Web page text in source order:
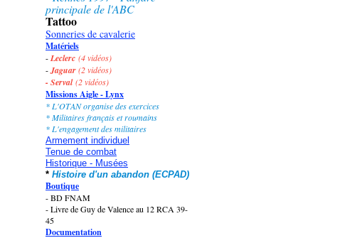
principale de l'ABC
Tattoo
Sonneries de cavalerie
Matériels
-Leclerc (4 vidéos)
-Jaguar(2 vidéos)
- Serval(2 vidéos)
Missions Aigle - Lynx
* L'OTAN organise des exercices
* Militaires français et roumains
* L'engagement des militaires
Armement individuel
Tenue de combat
Historique - Musées
* Histoire d'un abandon (ECPAD)
Boutique
-BD FNAM
-Livre de Guy de Valence au 12 RCA 39-
45
Documentation